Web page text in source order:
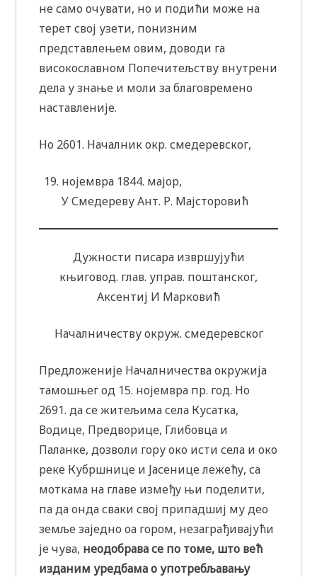
не само очувати, но и подићи може на
терет свој узети, понизним
представлењем овим, доводи га
високославном Попечитељству внутрени
дела у знање и моли за благовремено
наставленије.
Но 2601. Началник окр. смедеревског,
нојемвра 1844. мајор,
У Смедереву Ант. Р. Мајсторовић
Дужности писара извршујући
књиговод. глав. управ. поштанског,
Аксентиј И Марковић
Началничеству окруж. смедеревског
Предложеније Началничества окружија
тамошњег од 15. нојемвра пр. год. Но
2691. да се житељима села Кусатка,
Водице, Предворице, Глибовца и
Паланке, дозволи гору око исти села и око
реке Кубршнице и Јасенице лежећу, са
моткама на главе између њи поделити,
па да онда сваки свој припадшиј му део
земље заједно оа гором, незаграђивајући
је чува, неодобрава се по томе, што већ
изданим уредбама о употребљавању